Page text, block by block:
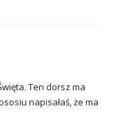
Ten dorsz ma
napisałaś, że ma